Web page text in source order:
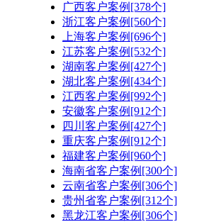
广西客户案例[378个]
浙江客户案例[560个]
上海客户案例[696个]
江苏客户案例[532个]
湖南客户案例[427个]
湖北客户案例[434个]
江西客户案例[992个]
安徽客户案例[912个]
四川客户案例[427个]
重庆客户案例[912个]
福建客户案例[960个]
海南省客户案例[300个]
云南省客户案例[306个]
贵州省客户案例[312个]
黑龙江客户案例[306个]